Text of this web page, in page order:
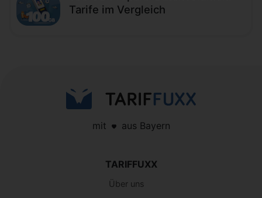
Tarife im Vergleich
mit aus Bayern
TARIFFUXX
Über uns